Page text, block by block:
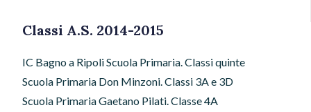
Classi A.S. 2014-2015
IC Bagno a Ripoli Scuola Primaria. Classi quinte
Scuola Primaria Don Minzoni. Classi 3A e 3D
Scuola Primaria Gaetano Pilati. Classe 4A